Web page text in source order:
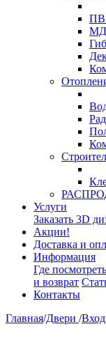
Услуги
Заказать 3D
Акции!
Доставка и
Информация
Где
и возврат
Контакты
Главная/Двери /